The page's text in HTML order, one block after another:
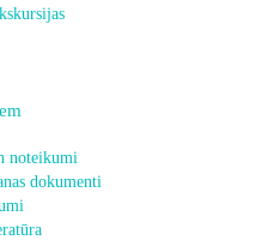
noteikumi
dokumenti